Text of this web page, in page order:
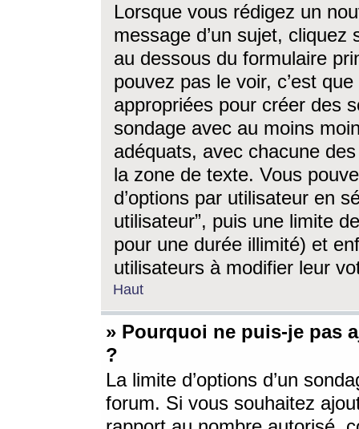
Lorsque vous rédigez un
message d’un sujet, cliquez
au dessous du formulaire
pouvez pas le voir, c’est
appropriées pour créer des
sondage avec au moins
adéquats, avec chacune
la zone de texte. Vous
d’options par utilisateur en
utilisateur”, puis une limite
pour une durée illimité) et
utilisateurs à modifier leur
Haut
» Pourquoi ne puis-je pas
?
La limite d’options d’un
forum. Si vous souhaitez